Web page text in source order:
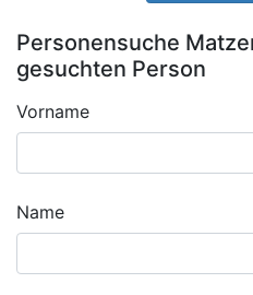
Personensuche
gesuchten Person
Vorname
Name